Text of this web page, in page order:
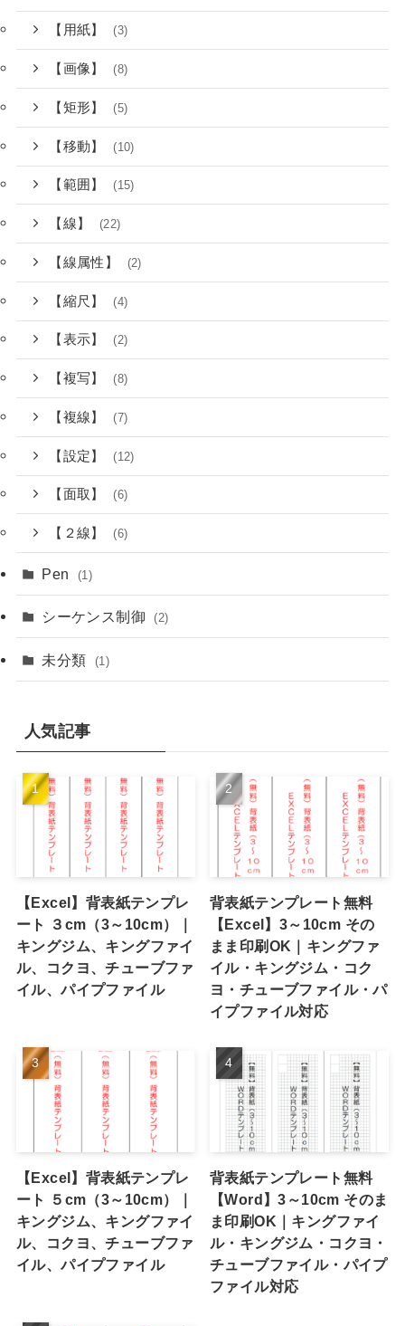
【用紙】 (3)
【画像】 (8)
【矩形】 (5)
【移動】 (10)
【範囲】 (15)
【線】 (22)
【線属性】 (2)
【縮尺】 (4)
【表示】 (2)
【複写】 (8)
【複線】 (7)
【設定】 (12)
【面取】 (6)
【２線】 (6)
Pen (1)
シーケンス制御 (2)
未分類 (1)
人気記事
【Excel】背表紙テンプレ
ート ３cm（3～10cm）｜
キングジム、キングファイ
ル、コクヨ、チューブファ
イル、パイプファイル
背表紙テンプレート無料
【Excel】3～10cm その
まま印刷OK｜キングファ
イル・キングジム・コク
ヨ・チューブファイル・パ
イプファイル対応
【Excel】背表紙テンプレ
ート ５cm（3～10cm）｜
キングジム、キングファイ
ル、コクヨ、チューブファ
イル、パイプファイル
背表紙テンプレート無料
【Word】3～10cm そのま
ま印刷OK｜キングファイ
ル・キングジム・コクヨ・
チューブファイル・パイプ
ファイル対応